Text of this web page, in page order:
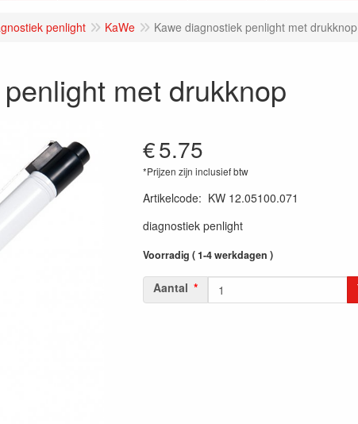
penlight KaWe Kawe diagnostiek penlight met drukknop
met drukknop
€5.75
*Prijzen zijn inclusief btw
Artikelcode: KW 12.05100.071
diagnostiek penlight
Voorradig ( 1-4 werkdagen )
Aantal